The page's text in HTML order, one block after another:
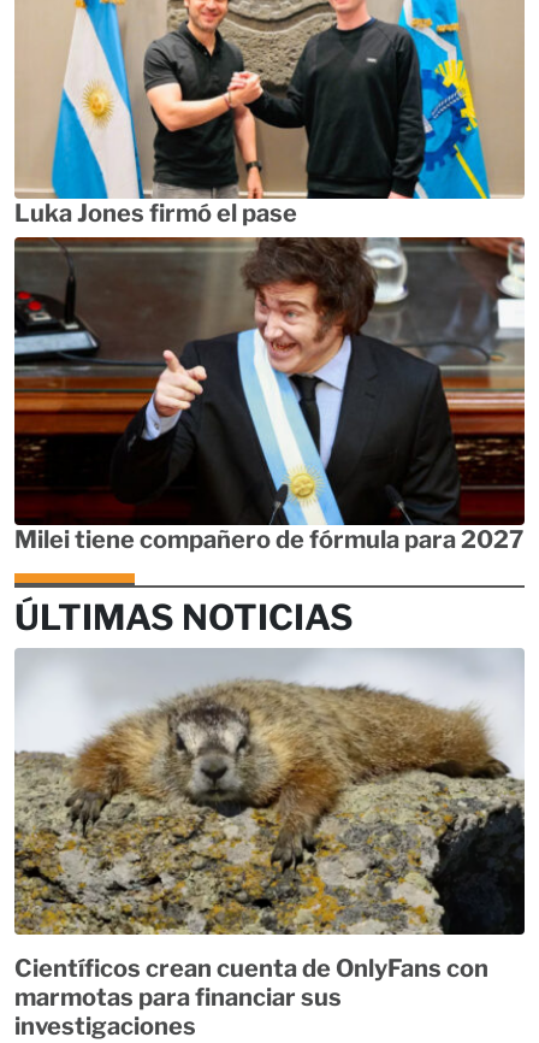
Luka Jones firmó el pase
Milei tiene compañero de fórmula para 2027
ÚLTIMAS NOTICIAS
Científicos crean cuenta de OnlyFans con
marmotas para financiar sus
investigaciones